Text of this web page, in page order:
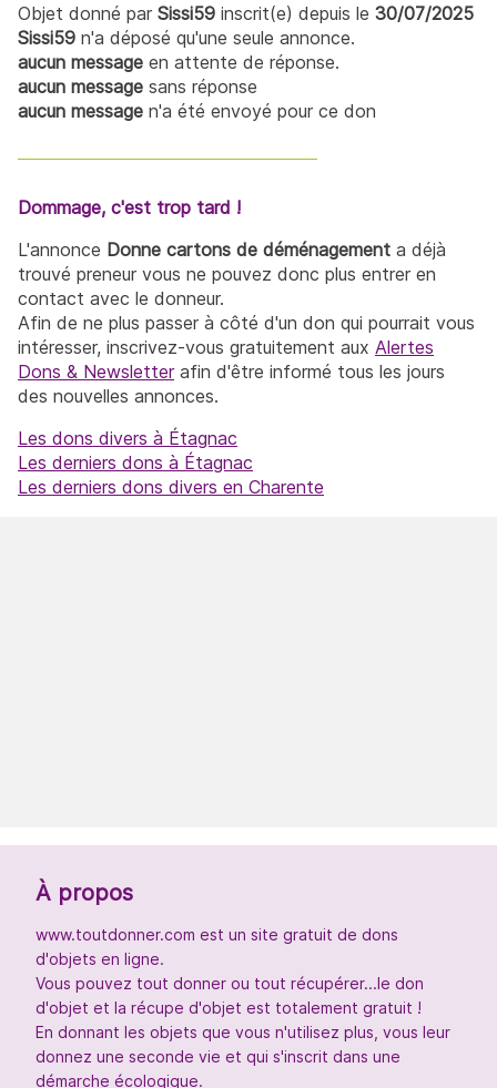
Objet donné par Sissi59 inscrit(e) depuis le 30/07/2025
Sissi59 n'a déposé qu'une seule annonce.
aucun message en attente de réponse.
aucun message sans réponse
aucun message n'a été envoyé pour ce don
Dommage, c'est trop tard !
L'annonce Donne cartons de déménagement a déjà
trouvé preneur vous ne pouvez donc plus entrer en
contact avec le donneur.
Afin de ne plus passer à côté d'un don qui pourrait vous
intéresser, inscrivez-vous gratuitement aux Alertes
Dons & Newsletterafin d'être informé tous les jours
des nouvelles annonces.
Les dons divers à Étagnac
Les derniers dons à Étagnac
Les derniers dons divers en Charente
À propos
www.toutdonner.com est un site gratuit de dons
d'objets en ligne.
Vous pouvez tout donner ou tout récupérer...le don
d'objet et la récupe d'objet est totalement gratuit !
En donnant les objets que vous n'utilisez plus, vous leur
donnez une seconde vie et qui s'inscrit dans une
démarche écologique.